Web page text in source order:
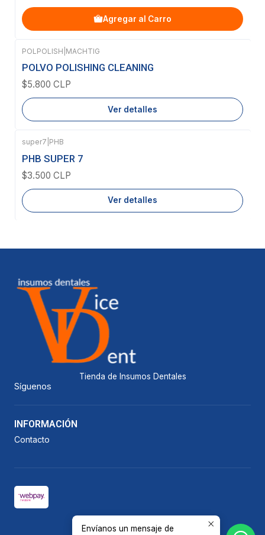
Agregar al Carro
Agotado
POLPOLISH MACHTIG
POLVO POLISHING CLEANING
$5.800 CLP
Ver detalles
Agotado
super7 PHB
PHB SUPER 7
$3.500 CLP
Ver detalles
Tienda de Insumos Dentales
Síguenos
INFORMACIÓN
Contacto
2026 Vicedent.
Envíanos un mensaje de